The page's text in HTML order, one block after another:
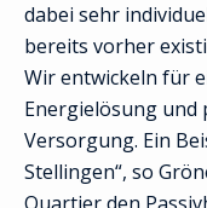
dabei sehr
bereits vorher
Wir entwickeln für
Energielösung und
Versorgung. Ein
Stellingen“, so